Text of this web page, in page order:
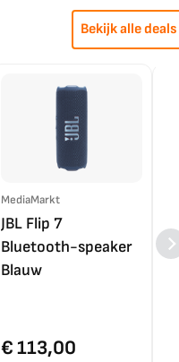
Bekijk alle deals
MediaMarkt
JBL Flip 7
Bluetooth-speaker
Blauw
€ 113,00